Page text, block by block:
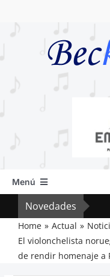
Menú
Inicio
Actual
Artículos
Novedades
Home Actual
El violonchelista
de rendir homenaje a